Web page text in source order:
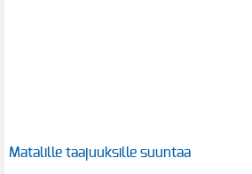
Matalille taajuuksille suuntaa